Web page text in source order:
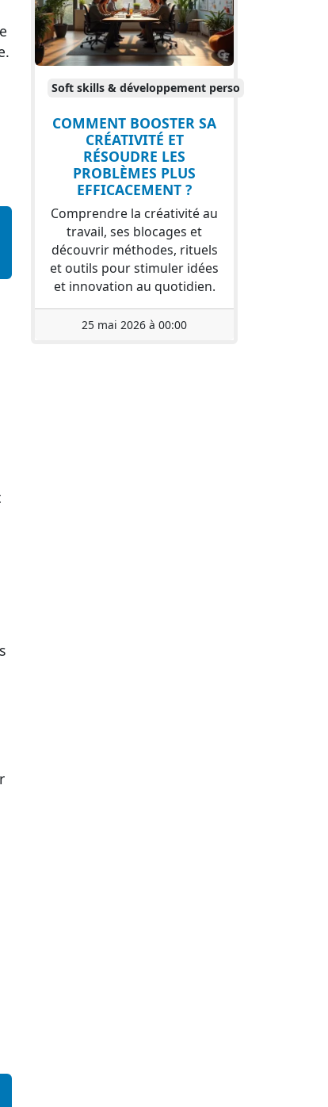
Soft skills & développement perso
COMMENT BOOSTER SA
CRÉATIVITÉ ET
RÉSOUDRE LES
PROBLÈMES PLUS
EFFICACEMENT ?
Comprendre la créativité au
travail, ses blocages et
découvrir méthodes, rituels
et outils pour stimuler idées
et innovation au quotidien.
25 mai 2026 à 00:00